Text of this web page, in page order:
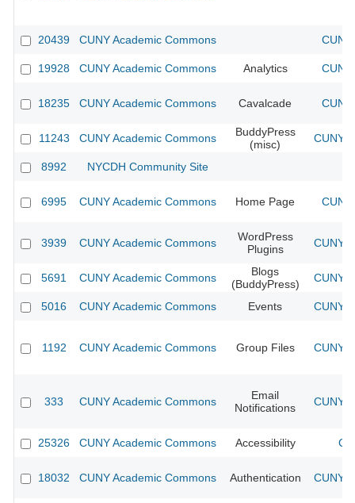
20439 CUNY Academic Commons
19928 CUNY Academic Commons Analytics
18235 CUNY Academic Commons Cavalcade
11243 CUNY Academic Commons
BuddyPress
(misc)
CUNY
8992 NYCDH Community Site
6995 CUNY Academic Commons Home Page
3939 CUNY Academic Commons
WordPress
Plugins
CUNY
5691 CUNY Academic Commons
Blogs
(BuddyPress)
CUNY
5016 CUNY Academic Commons Events CUNY
1192 CUNY Academic Commons Group Files CUNY
333 CUNY Academic Commons
Email
Notifications
CUNY
25326 CUNY Academic Commons Accessibility
18032 CUNY Academic Commons Authentication CUNY